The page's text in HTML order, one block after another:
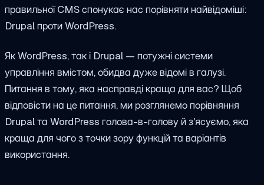
правильної CMS спонукає нас порівняти найвідоміші:
Drupal проти WordPress.
Як WordPress, так і Drupal — потужні системи
управління вмістом, обидва дуже відомі в галузі.
Питання в тому, яка насправді краща для вас? Щоб
відповісти на це питання, ми розглянемо порівняння
Drupal та WordPress голова-в-голову й з'ясуємо, яка
краща для чого з точки зору функцій та варіантів
використання.